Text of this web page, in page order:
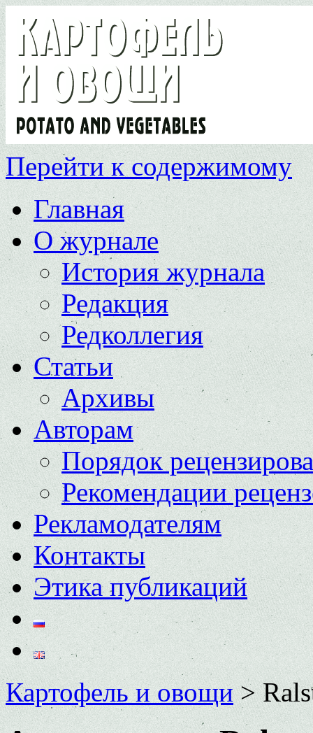
Перейти к содержимому
Главная
О журнале
История журнала
Редакция
Редколлегия
Статьи
Архивы
Авторам
Порядок
Рекомендации
Рекламодателям
Контакты
Этика публикаций
Картофель и овощи>